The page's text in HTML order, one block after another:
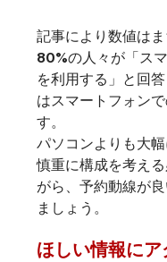
記事により数値はま
80%の人々が「ス
を利用する」 と回
はスマートフォン
す。
パソコンよりも大
慎重に構成を考え
がら、予約動線が
ましょう。
ほしい情報に